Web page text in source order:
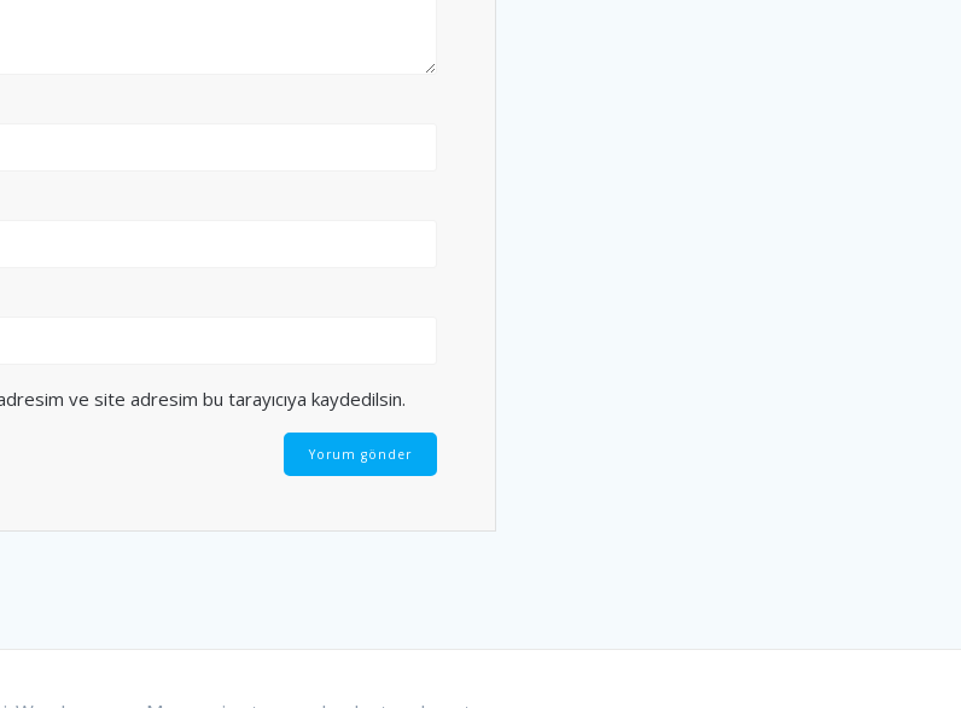
ve site adresim bu tarayıcıya kaydedilsin.